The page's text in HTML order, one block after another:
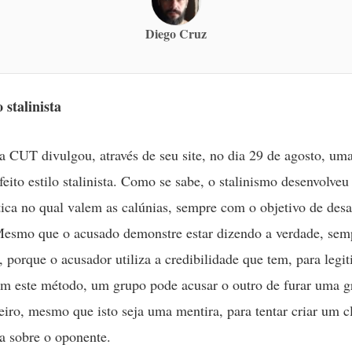
Diego Cruz
stalinista
CUT divulgou, através de seu site, no dia 29 de agosto,
estilo stalinista. Como se sabe, o stalinismo
no qual valem as calúnias, sempre com o objetivo de
que o acusado demonstre estar dizendo a verdade,
porque o acusador utiliza a credibilidade que tem, para
este método, um grupo pode acusar o outro de furar uma
mesmo que isto seja uma mentira, para tentar criar um
sobre o oponente.